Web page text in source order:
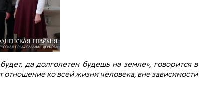
да долголетен будешь на земле», говорится в
ко всей жизни человека, вне зависимости